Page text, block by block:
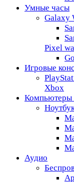
Умные часы
Galaxy
Pixel
Игровые
Xbox
Компьютеры
Аудио